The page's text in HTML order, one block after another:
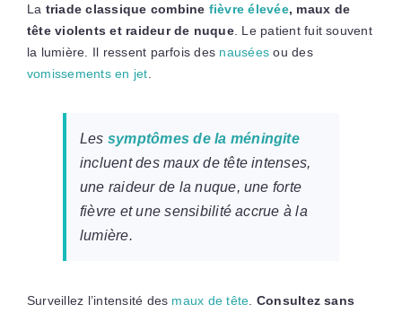
La triade classique combine fièvre élevée, maux de
tête violents et raideur de nuque. Le patient fuit souvent
la lumière. Il ressent parfois des nausées ou des
vomissements en jet
Les symptômes de la méningite
incluent des maux de tête intenses,
une raideur de la nuque, une forte
fièvre et une sensibilité accrue à la
lumière.
Surveillez l’intensité des maux de tête Consultez sans